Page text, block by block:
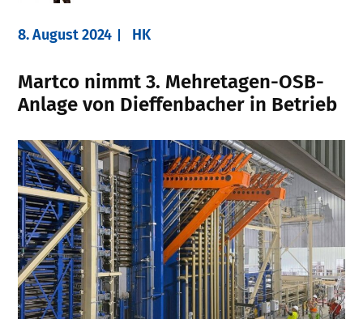
8. August 2024 HK
Martco nimmt 3. Mehretagen-OSB-
Anlage von Dieffenbacher in Betrieb